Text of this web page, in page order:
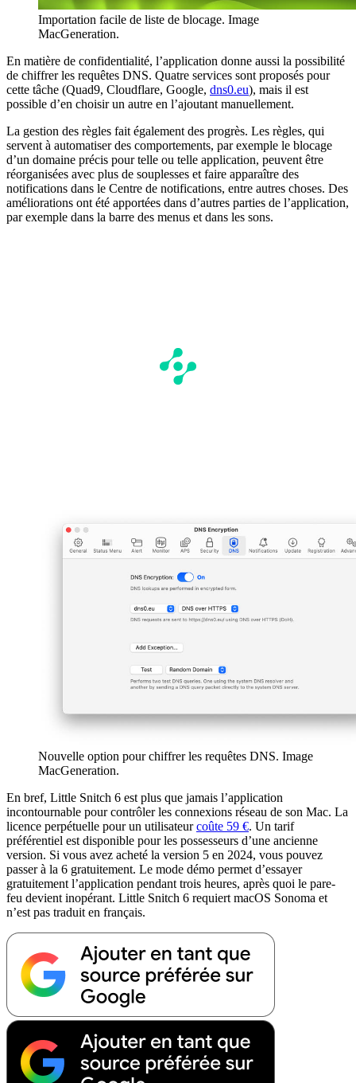
Importation facile de liste de blocage. Image
MacGeneration.
En matière de confidentialité, l’application donne aussi la possibilité
de chiffrer les requêtes DNS. Quatre services sont proposés pour
cette tâche (Quad9, Cloudflare, Google, dns0.eu), mais il est
possible d’en choisir un autre en l’ajoutant manuellement.
La gestion des règles fait également des progrès. Les règles, qui
servent à automatiser des comportements, par exemple le blocage
d’un domaine précis pour telle ou telle application, peuvent être
réorganisées avec plus de souplesses et faire apparaître des
notifications dans le Centre de notifications, entre autres choses. Des
améliorations ont été apportées dans d’autres parties de l’application,
par exemple dans la barre des menus et dans les sons.
Nouvelle option pour chiffrer les requêtes DNS. Image
MacGeneration.
En bref, Little Snitch 6 est plus que jamais l’application
incontournable pour contrôler les connexions réseau de son Mac. La
licence perpétuelle pour un utilisateurcoûte 59 €. Un tarif
préférentiel est disponible pour les possesseurs d’une ancienne
version. Si vous avez acheté la version 5 en 2024, vous pouvez
passer à la 6 gratuitement. Le mode démo permet d’essayer
gratuitement l’application pendant trois heures, après quoi le pare-
feu devient inopérant. Little Snitch 6 requiert macOS Sonoma et
n’est pas traduit en français.